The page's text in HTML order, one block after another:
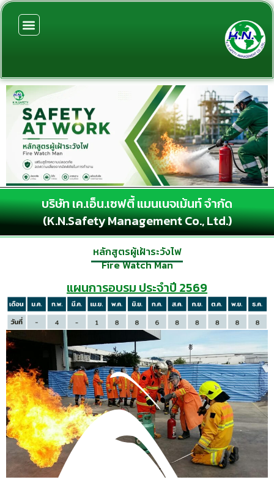
Skip
content
บริษัท เค.เอ็น.เซฟตี้ แมนเนจเม้นท์ จำกัด
(K.N.Safety Management Co., Ltd.)
หลักสูตรผู้เฝ้าระวังไฟ
Fire Watch Man
แผนการอบรม ประจำปี 2569